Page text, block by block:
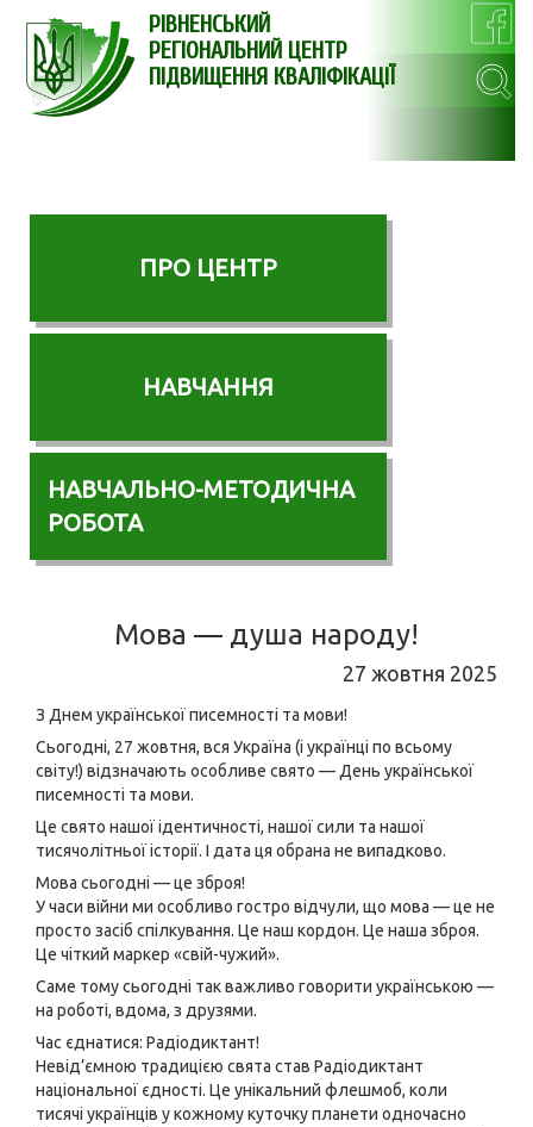
РІВНЕНСЬКИЙ
РЕГІОНАЛЬНИЙ ЦЕНТР
ПІДВИЩЕННЯ КВАЛІФІКАЦІЇ
ПРО ЦЕНТР
НАВЧАННЯ
НАВЧАЛЬНО-МЕТОДИЧНА
РОБОТА
Мова — душа народу!
27 жовтня 2025
З Днем української писемності та мови!
Сьогодні, 27 жовтня, вся Україна (і українці по всьому
світу!) відзначають особливе свято — День української
писемності та мови.
Це свято нашої ідентичності, нашої сили та нашої
тисячолітньої історії. І дата ця обрана не випадково.
Мова сьогодні — це зброя!
У часи війни ми особливо гостро відчули, що мова — це не
просто засіб спілкування. Це наш кордон. Це наша зброя.
Це чіткий маркер «свій-чужий».
Саме тому сьогодні так важливо говорити українською —
на роботі, вдома, з друзями.
Час єднатися: Радіодиктант!
Невід’ємною традицією свята став Радіодиктант
національної єдності. Це унікальний флешмоб, коли
тисячі українців у кожному куточку планети одночасно